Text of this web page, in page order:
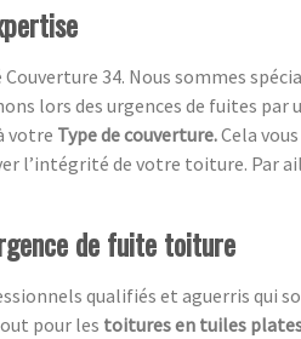
34. Nous sommes
lors des urgences de fuites par
votre Type de couverture.Cela
l’intégrité de votre toiture. Par
de fuite toiture
qualifiés et aguerris
pour les toitures en tuiles